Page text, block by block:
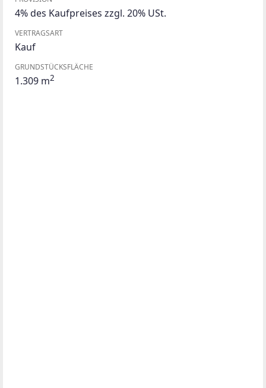
4% des Kaufpreises zzgl. 20% USt.
VERTRAGSART
Kauf
GRUNDSTÜCKSFLÄCHE
1.309 m2